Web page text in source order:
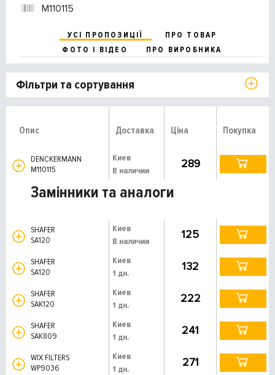
M110115
УСІ ПРОПОЗИЦІЇ
ПРО ТОВАР
ФОТО І ВІДЕО
ПРО ВИРОБНИКА
Фільтри та сортування
Опис Доставка Ціна Покупка
DENCKERMANN
M110115
Киев
В наличии
289
Замінники та аналоги
SHAFER
SA120
Киев
В наличии
125
SHAFER
SA120
Киев
1 дн.
132
SHAFER
SAK120
Киев
1 дн.
222
SHAFER
SAK809
Киев
1 дн.
241
WIX FILTERS
WP9036
Киев
1 дн.
271